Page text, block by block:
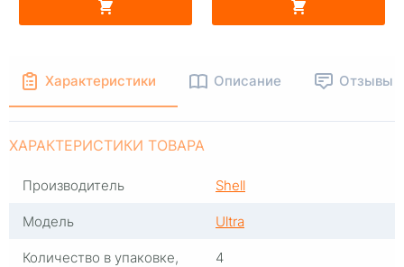
Характеристики Описание Отзывы
ХАРАКТЕРИСТИКИ ТОВАРА
Производитель
Shell
Модель
Ultra
Количество в упаковке,
4